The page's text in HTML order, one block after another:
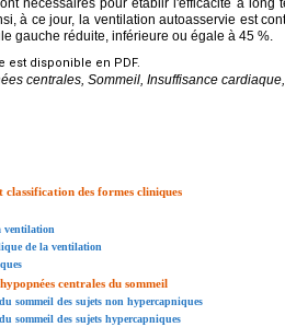
nécessaires pour établir l'efficacité à long
à ce jour, la ventilation autoasservie est
gauche réduite, inférieure ou égale à 45 %.
est disponible en PDF.
centrales, Sommeil, Insuffisance
classification des formes cliniques
ventilation
de la ventilation
centrales du sommeil
sommeil des sujets non hypercapniques
sommeil des sujets hypercapniques